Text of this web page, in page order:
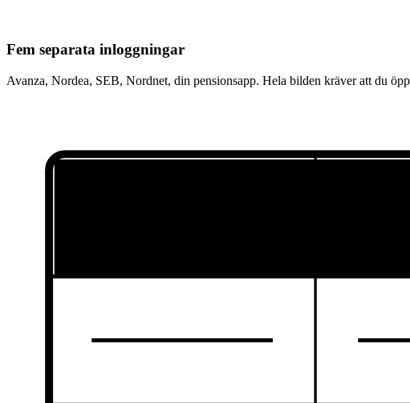
Fem separata inloggningar
Avanza, Nordea, SEB, Nordnet, din pensionsapp. Hela bilden kräver att du